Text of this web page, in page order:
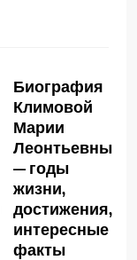
Биография
Климовой
Марии
Леонтьевны
— годы
жизни,
достижения,
интересные
факты